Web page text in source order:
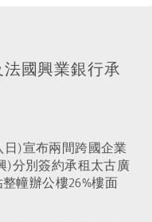
國興業銀行承
)宣布兩間跨國企業
)分別簽約承租太古廣
幢辦公樓26%樓面